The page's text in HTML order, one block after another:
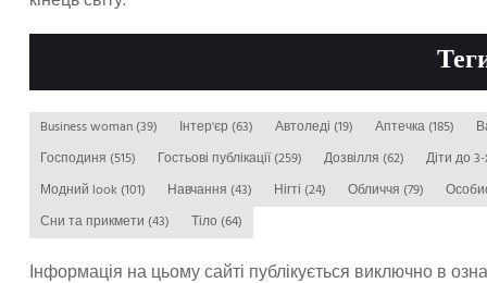
Business woman (39) Інтер'єр (63) Автоледі (19) Аптечка (185)
Господиня (515) Гостьові публікації(259) Дозвілля (62)
Діти до
Модний look (101) Навчання (43) Нігті (24) Обличчя (79)
Сни та прикмети (43) Тіло (64)
Інформація на цьому сайті публікується виключно в